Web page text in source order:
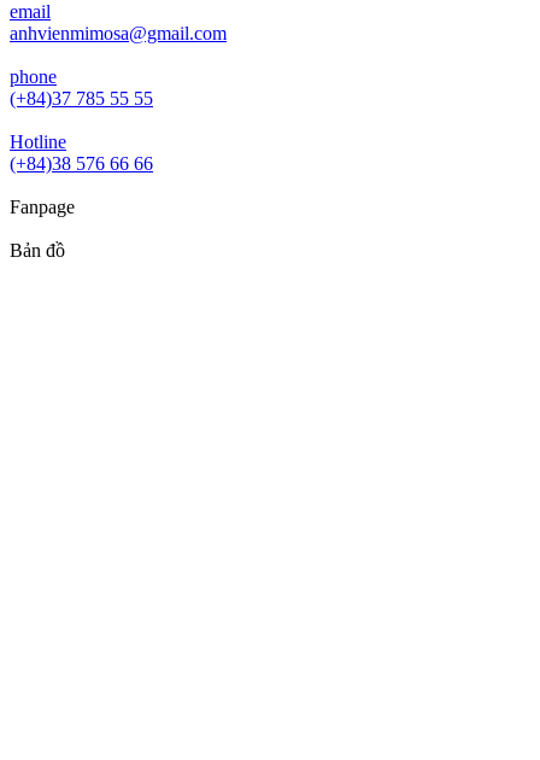
email
anhvienmimosa@gmail.com
phone
(+84)37 785 55 55
Hotline
(+84)38 576 66 66
Fanpage
Bản đồ